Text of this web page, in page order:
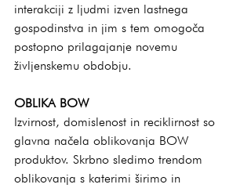
interakciji z ljudmi izven lastnega
gospodinstva in jim s tem omogoča
postopno prilagajanje novemu
življenskemu obdobju.
OBLIKA BOW
Izvirnost, domislenost in reciklirnost so
glavna načela oblikovanja BOW
produktov. Skrbno sledimo trendom
oblikovanja s katerimi širimo in